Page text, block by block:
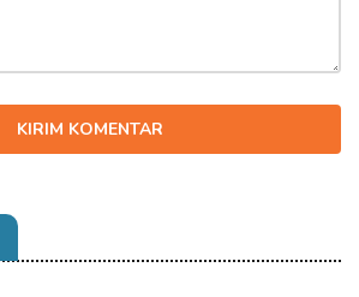
KIRIM KOMENTAR